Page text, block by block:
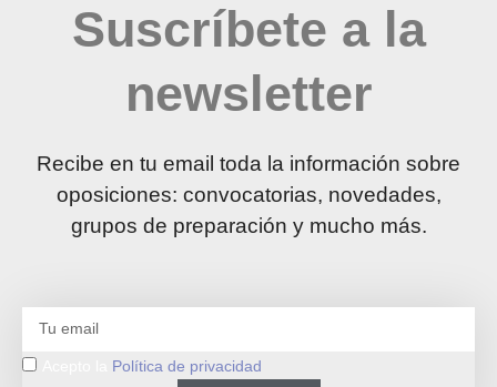
Suscríbete a la
newsletter
Recibe en tu email toda la información sobre
oposiciones: convocatorias, novedades,
grupos de preparación y mucho más.
Política de privacidad